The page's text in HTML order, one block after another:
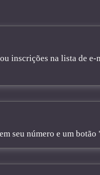
inscrições na lista de
seu número e um